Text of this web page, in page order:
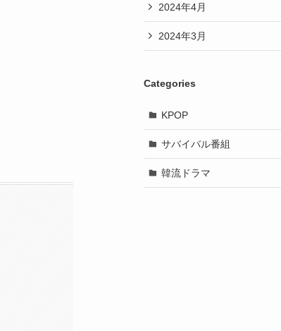
2024年4月
2024年3月
Categories
KPOP
サバイバル番組
韓流ドラマ